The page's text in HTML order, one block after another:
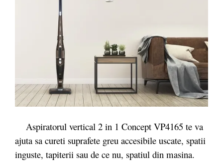
Aspiratorul vertical 2 in 1 Concept VP4165 te va
ajuta sa cureti suprafete greu accesibile uscate, spatii
inguste, tapiterii sau de ce nu, spatiul din masina.